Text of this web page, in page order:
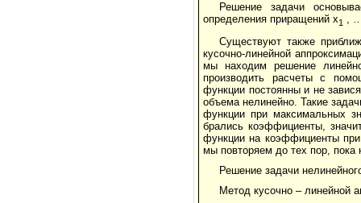
Решение задачи
определения приращений x1 ,
Существуют также
кусочно-линейной
мы находим решение
производить расчеты с
функции постоянны и не
объема нелинейно. Такие
функции при максимальных
брались коэффициенты,
функции на коэффициенты
мы повторяем до тех пор,
Решение задачи
Метод кусочно – линейной